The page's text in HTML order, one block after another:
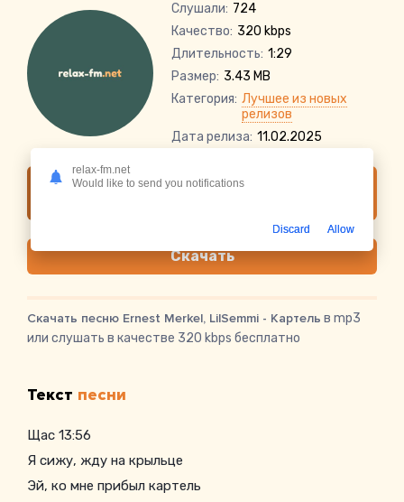
Слушали: 724
Качество: 320 kbps
Длительность: 1:29
Размер: 3.43 MB
Категория: Лучшее из новых
релизов
Дата релиза: 11.02.2025
Слушать онлайн Ernest Merkel, LilSemmi -
Скачать
Скачать песню Ernest Merkel, LilSemmi - Картель в mp3
или слушать в качестве 320 kbps бесплатно
Текст песни
Щас 13:56
Я сижу, жду на крыльце
Эй, ко мне прибыл картель
relax-fm.net
Would like to send you notifications
Discard Allow